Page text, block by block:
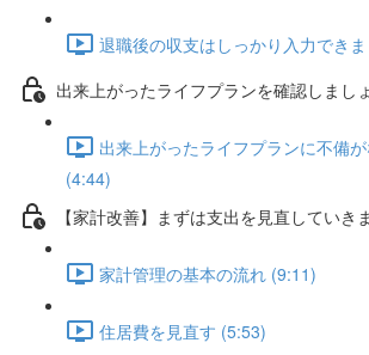
退職後の収支はしっかり入力でき
出来上がったライフプランを確認しまし
出来上がったライフプランに不備
(4:44)
【家計改善】まずは支出を見直していき
家計管理の基本の流れ (9:11)
住居費を見直す (5:53)